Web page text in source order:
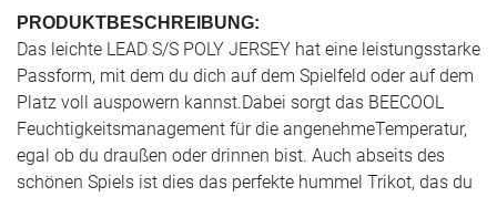
PRODUKTBESCHREIBUNG:
Das leichte LEAD S/S POLY JERSEY hat eine leistungsstarke
Passform, mit dem du dich auf dem Spielfeld oder auf dem
Platz voll auspowern kannst.Dabei sorgt das BEECOOL
Feuchtigkeitsmanagement für die angenehmeTemperatur,
egal ob du draußen oder drinnen bist. Auch abseits des
schönen Spiels ist dies das perfekte hummel Trikot, das du